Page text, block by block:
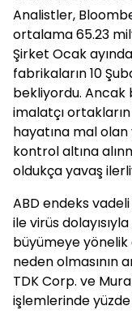
Analistler,
ortalama 65.23
Şirket Ocak
fabrikaların 10
bekliyordu. Ancak
imalatçı
hayatına mal olan
kontrol altına
oldukça yavaş
ABD endeks
ile virüs
büyümeye
neden olmasının
TDK Corp. ve
işlemlerinde